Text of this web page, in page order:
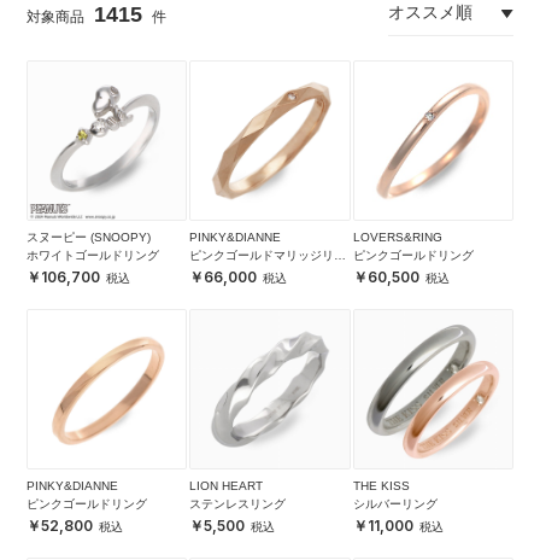
1415
スヌーピー (SNOOPY)
ホワイトゴールドリング
106,700
PINKY&DIANNE
ピンクゴールドマリッジリン
グ 66,000
LOVERS&RING
ピンクゴールドリング
60,500
PINKY&DIANNE
ピンクゴールドリング
52,800
LION HEART
ステンレスリング
5,500
THE KISS
シルバーリング
11,000